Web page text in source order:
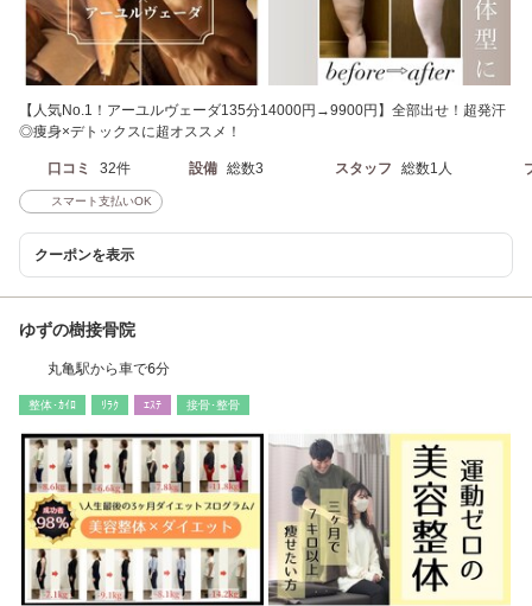
【人気No.1！アーユルヴェーダ135分14000円→9900円】全部出せ！超発汗
◎痩身×デトックスに超オススメ！
口コミ 32件 設備 総数3 スタッフ 総数1人
スマート支払いOK
クーポンを表示
ゆずの樹接骨院
丸亀駅から車で6分
整体･ｶｲﾛ ﾘﾗｸ ｴｽﾃ 接骨･整骨